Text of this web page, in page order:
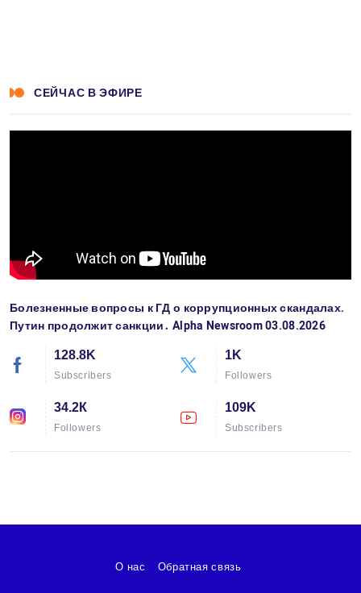
СЕЙЧАС В ЭФИРЕ
Болезненные вопросы к ГД о коррупционных скандалах.
Путин продолжит санкции․ Alpha Newsroom 03.08.2026
128.8K
Subscribers
1K
Followers
34.2К
Followers
109K
Subscribers
О нас Обратная связь